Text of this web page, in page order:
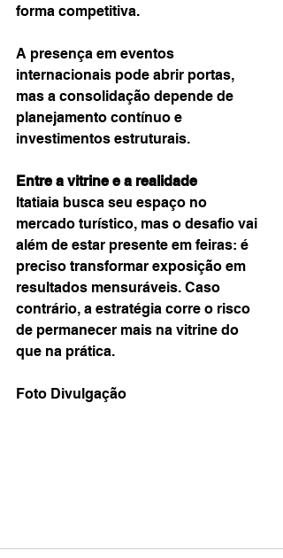
forma competitiva.
A presença em eventos
internacionais pode abrir portas,
mas a consolidação depende de
planejamento contínuo e
investimentos estruturais.
Entre a vitrine e a realidade
Itatiaia busca seu espaço no
mercado turístico, mas o desafio vai
além de estar presente em feiras: é
preciso transformar exposição em
resultados mensuráveis. Caso
contrário, a estratégia corre o risco
de permanecer mais na vitrine do
que na prática.
Foto Divulgação